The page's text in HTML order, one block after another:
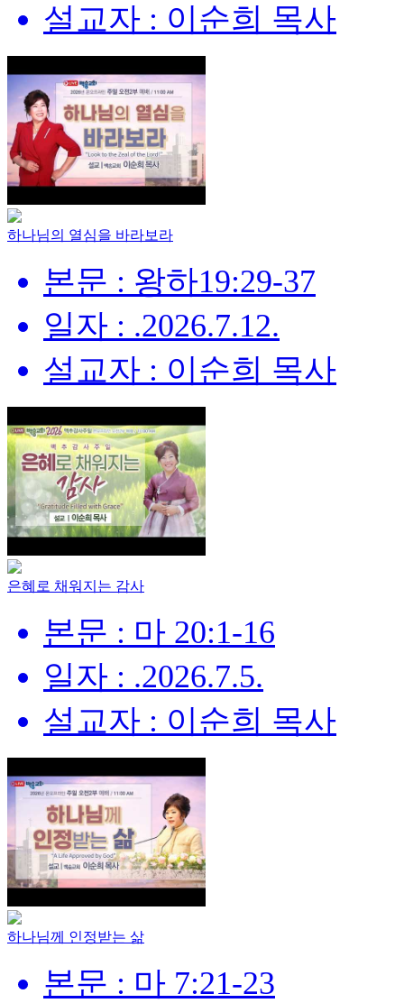
설교자 : 이순희 목사
하나님의 열심을 바라보라
본문 : 왕하19:29-37
일자 : .2026.7.12.
설교자 : 이순희 목사
은혜로 채워지는 감사
본문 : 마 20:1-16
일자 : .2026.7.5.
설교자 : 이순희 목사
하나님께 인정받는 삶
본문 : 마 7:21-23